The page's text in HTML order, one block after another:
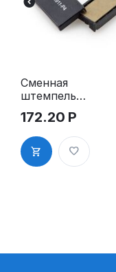
Сменная
штемпельна
я подушка
для Trodat
4911 P4, 4911
P4 Typo,
4820 Р4,
172.20 Р